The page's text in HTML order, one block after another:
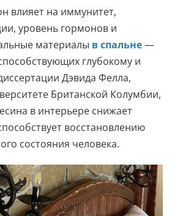
влияет на иммунитет,
уровень гормонов и
материалы в спальне—
глубокому и
Дэвида Фелла,
Британской Колумбии,
в интерьере снижает
восстановлению
состояния человека.